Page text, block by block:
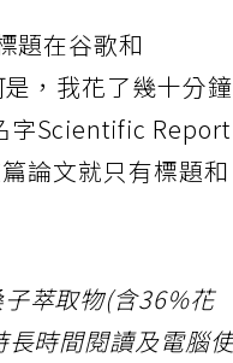
題在谷歌和
，我花了幾十分
字Scientific
論文就只有標題
萃取物(含36%花